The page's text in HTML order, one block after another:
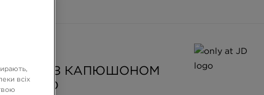
КОФТА З КАПЮШОНОМ
HOOD
всіх